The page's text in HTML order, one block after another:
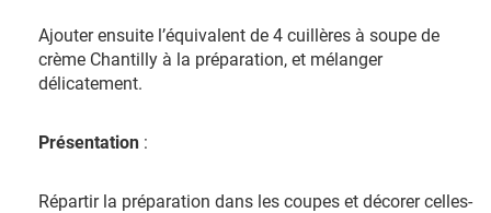
Ajouter ensuite l’équivalent de 4 cuillères à soupe de
crème Chantilly à la préparation, et mélanger
délicatement.
Présentation :
Répartir la préparation dans les coupes et décorer celles-